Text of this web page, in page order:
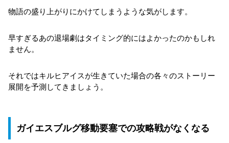
物語の盛り上がりにかけてしまうような気がします。
早すぎるあの退場劇はタイミング的にはよかったのかもしれ
ません。
それではキルヒアイスが生きていた場合の各々のストーリー
展開を予測してきましょう。
ガイエスブルグ移動要塞での攻略戦がなくなる